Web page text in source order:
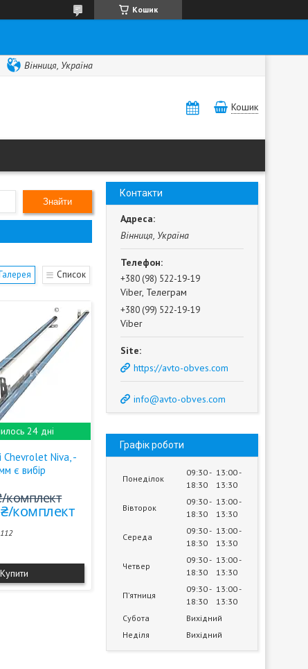
Кошик
Вінниця, Україна
Кошик
Знайти
Список
24 дні
Chevrolet Niva, -
є вибір
комплект
₴/комплект
Купити
Контакти
Вінниця, Україна
+380 (98) 522-19-19
Viber, Телеграм
+380 (99) 522-19-19
Viber
https://avto-obves.com
info@avto-obves.com
Графік роботи
Понеділок
09:30
18:30
13:00
13:30
Вівторок
09:30
18:30
13:00
13:30
Середа
09:30
18:30
13:00
13:30
Четвер
09:30
18:30
13:00
13:30
Пʼятниця
09:30
18:30
13:00
13:30
Субота
Вихідний
Неділя
Вихідний